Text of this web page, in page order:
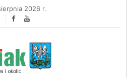
2026 r.